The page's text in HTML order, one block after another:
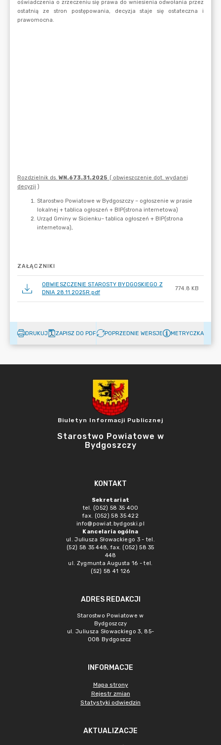
ZAŁĄCZNIKI
OBWIESZCZENIE STAROSTY BYDGOSKIEGO Z
DNIA 28.11.2025R.pdf
774.8 KB
DRUKUJ ZAPISZ DO PDF POPRZEDNIE WERSJE METRYCZKA
Biuletyn Informacji Publicznej
Starostwo Powiatowe w
Bydgoszczy
KONTAKT
Sekretariat
tel. (052) 58 35 400
fax. (052) 58 35 422
info@powiat.bydgoski.pl
Kancelaria ogólna
ul. Juliusza Słowackiego 3 - tel.
(52) 58 35 448, fax. (052) 58 35
448
ul. Zygmunta Augusta 16 - tel.
(52) 58 41 126
ADRES REDAKCJI
Starostwo Powiatowe w
Bydgoszczy
ul. Juliusza Słowackiego 3, 85-
008 Bydgoszcz
INFORMACJE
Mapa strony
Rejestr zmian
Statystyki odwiedzin
AKTUALIZACJE